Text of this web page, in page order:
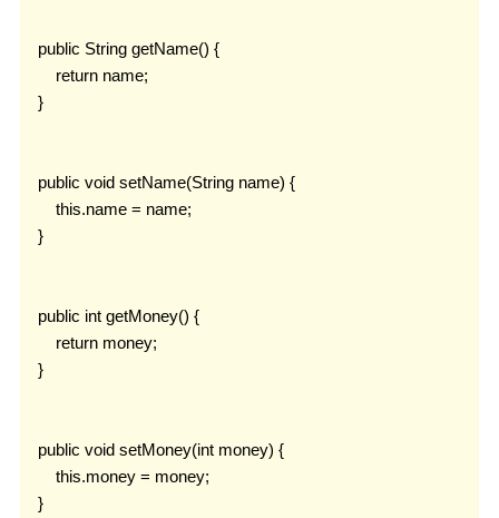
    public String getName() {
        return name;
    }
    public void setName(String name) {
        this.name = name;
    }
    public int getMoney() {
        return money;
    }
    public void setMoney(int money) {
        this.money = money;
    }